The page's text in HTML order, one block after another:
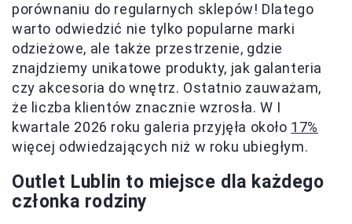
porównaniu do regularnych sklepów! Dlatego
warto odwiedzić nie tylko popularne marki
odzieżowe, ale także przestrzenie, gdzie
znajdziemy unikatowe produkty, jak galanteria
czy akcesoria do wnętrz. Ostatnio zauważam,
że liczba klientów znacznie wzrosła. W I
kwartale 2026 roku galeria przyjęła około 17%
więcej odwiedzających niż w roku ubiegłym.
Outlet Lublin to miejsce dla każdego
członka rodziny